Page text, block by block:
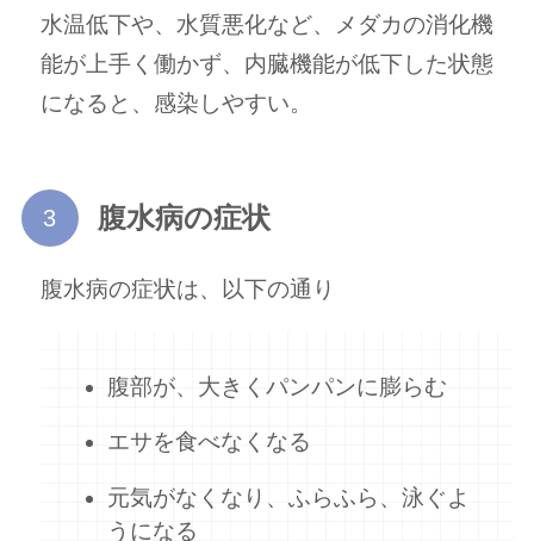
水温低下や、水質悪化など、メダカの消化機
能が上手く働かず、内臓機能が低下した状態
になると、感染しやすい。
腹水病の症状
腹水病の症状は、以下の通り
腹部が、大きくパンパンに膨らむ
エサを食べなくなる
元気がなくなり、ふらふら、泳ぐよ
うになる